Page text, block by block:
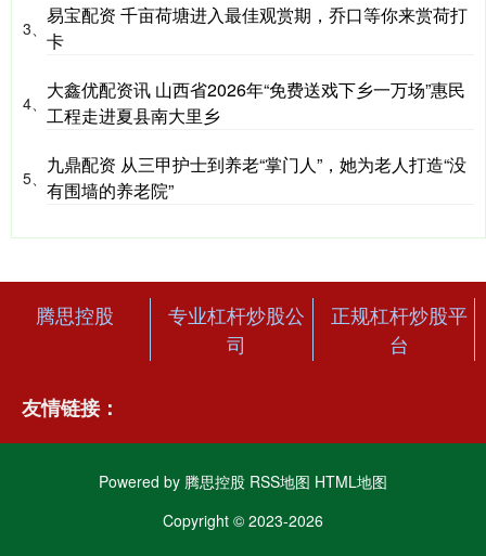
3、
易宝配资 千亩荷塘进入最佳观赏期，乔口等你来赏荷打
卡
4、
大鑫优配资讯 山西省2026年“免费送戏下乡一万场”惠民
工程走进夏县南大里乡
5、
九鼎配资 从三甲护士到养老“掌门人”，她为老人打造“没
有围墙的养老院”
腾思控股
专业杠杆炒股公
司
正规杠杆炒股平
台
友情链接：
Powered by 腾思控股 RSS地图 HTML地图
Copyright © 2023-2026